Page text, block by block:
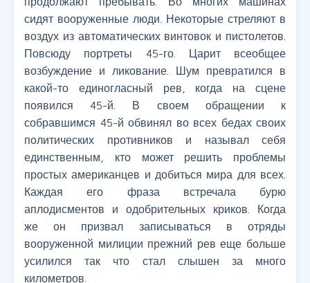
сидят вооруженные люди. Некоторые стреляют в
воздух из автоматических винтовок и пистолетов.
Повсюду портреты 45-го. Царит всеобщее
возбуждение и ликование. Шум превратился в
какой-то единогласный рев, когда на сцене
появился 45-й. В своем обращении к
собравшимся 45-й обвинял во всех бедах своих
политических противников и называл себя
единственным, кто может решить проблемы
простых американцев и добиться мира для всех.
Каждая его фраза встречала бурю
аплодисментов и одобрительных криков. Когда
же он призвал записываться в отряды
вооруженной милиции прежний рев еще больше
усилился так что стал слышен за много
километров.